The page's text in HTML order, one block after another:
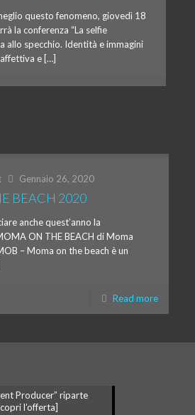
questo fenomeno, giovedì 18
la conferenza “La selfie
allo specchio. Identità e immagini
e […]
Gennaio 26, 2020
BEACH 2020
anche quest’anno la
ON THE BEACH di Moma
– Moma on the beach è un
Read more
Producer” riparte
l’offerta]